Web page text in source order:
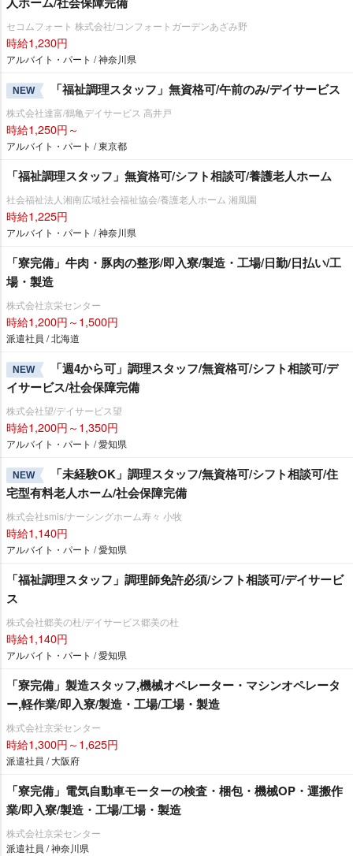
セコムフォート 株式会社/コンフォートガーデンあざみ野
時給1,230円
アルバイト・パート / 神奈川県
NEW 「福祉調理スタッフ」無資格可/午前のみ/デイサービス
株式会社達富/鶴亀デイサービス 高井戸
時給1,250円～
アルバイト・パート / 東京都
「福祉調理スタッフ」無資格可/シフト相談可/養護老人ホーム
社会福祉法人湘南広域社会福祉協会/養護老人ホーム 湘風園
時給1,225円
アルバイト・パート / 神奈川県
「寮完備」牛肉・豚肉の整形/即入寮/製造・工場/日勤/日払い/工
場・製造
株式会社京栄センター
時給1,200円～1,500円
派遣社員 / 北海道
NEW
「週4から可」調理スタッフ/無資格可/シフト相談可/デ
イサービス/社会保障完備
株式会社望/デイサービス望
時給1,200円～1,350円
アルバイト・パート / 愛知県
NEW
「未経験OK」調理スタッフ/無資格可/シフト相談可/住
宅型有料老人ホーム/社会保障完備
株式会社smis/ナーシングホーム寿々 小牧
時給1,140円
アルバイト・パート / 愛知県
「福祉調理スタッフ」調理師免許必須/シフト相談可/デイサービ
ス
株式会社郷美の杜/デイサービス郷美の杜
時給1,140円
アルバイト・パート / 愛知県
「寮完備」製造スタッフ,機械オペレーター・マシンオペレータ
ー,軽作業/即入寮/製造・工場/工場・製造
株式会社京栄センター
時給1,300円～1,625円
派遣社員 / 大阪府
「寮完備」電気自動車モーターの検査・梱包・機械OP・運搬作
業/即入寮/製造・工場/工場・製造
株式会社京栄センター
派遣社員 / 神奈川県